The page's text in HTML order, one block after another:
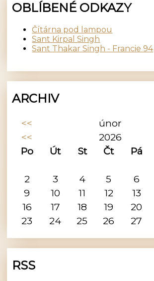
OBLÍBENÉ ODKAZY
Čítárna pod lampou
Sant Kirpal Singh
Sant Thakar Singh - Francie 94
ARCHIV
<< únor
<<
2026
Po
Út St Čt Pá
2
3 4 5 6
9
10 11 12 13
16
17 18 19 20
23
24 25 26 27
RSS